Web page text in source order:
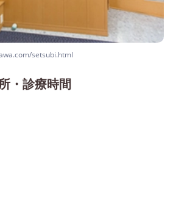
setsubi.html
・診療時間